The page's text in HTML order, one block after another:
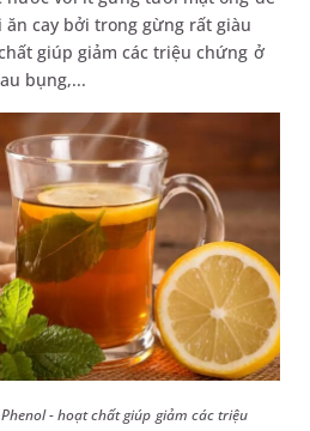
cay bởi trong gừng rất giàu
giúp giảm các triệu chứng ở
bụng,...
- hoạt chất giúp giảm các triệu